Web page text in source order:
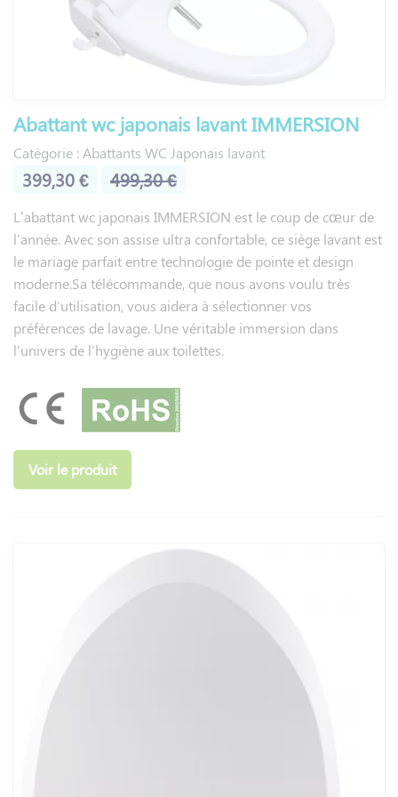
plus prisées par les Français. Ces toilettes ont de nombreux
avantages, notamment en termes d’hygiène avec un
nettoyage doux qui permet d'éviter les infections ou les
irritations. En effet, grâce à leur système de lavage intégré,
les toilettes japonaises permettent de se nettoyer plus
efficacement et ainsi garder une hygiène intime optimale.
Le confort d’une lunette chauffante en hiver ou lors d’un
petit besoin nocturne est également un point fort du WC
japonais. Le séchage à air chaud ou la fonction aspiration
des odeurs deviendront des gestes incontournables lors de
votre passage aux toilettes.
L’économie de papier toilette et la conscience écologique
vous convaincront de passer le cap.
Grâce aux toilettes japonaises chaque femme pourra se
menstruation. Après un accouchement , l'utilisation de
toilettes japonaises avec jet intégré vous facilitera la vie : fini
épisiotomie.
jadis est maintenant mise en avant. Saniclean a développé
des modèles de WC lavants haut de gamme en couleur :
aguerris se ravivent des fonctions telles que l’ouverture et la
fermeture du couvercle.
Quel est le meilleur WC lavant
hygiénique ?
Abattant wc japonais lavant IMMERSION
Catégorie : Abattants WC Japonais lavant
399,30 € 499,30 €
L’abattant wc japonais IMMERSION est le coup de cœur de
l'année. Avec son assise ultra confortable, ce siège lavant est
le mariage parfait entre technologie de pointe et design
moderne.Sa télécommande, que nous avons voulu très
facile d'utilisation, vous aidera à sélectionner vos
préférences de lavage. Une véritable immersion dans
l'univers de l'hygiène aux toilettes.
Voir le produit